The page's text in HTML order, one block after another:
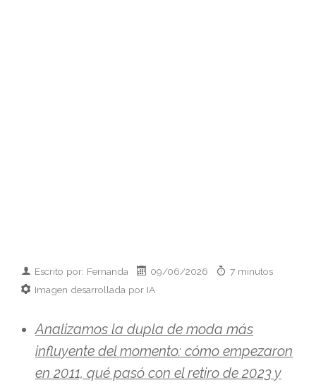
Escrito por: Fernanda 09/06/2026
7 minutos
Imagen desarrollada por IA
Analizamos la dupla de moda más
influyente del momento: cómo empezaron
en 2011, qué pasó con el retiro de 2023 y